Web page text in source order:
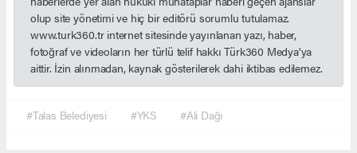
olup site yönetimi ve hiç bir editörü sorumlu tutulamaz.
www.turk360.tr internet sitesinde yayınlanan yazı, haber,
fotoğraf ve videoların her türlü telif hakkı Türk360 Medya'ya
aittir. İzin alınmadan, kaynak gösterilerek dahi iktibas edilemez.
#Talas Belediyesi #YKS #Ali Dağı